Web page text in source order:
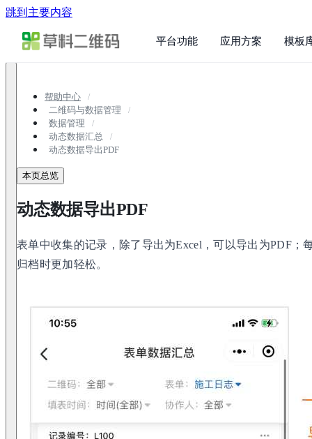
跳到主要内容
平台功能 应用方案 模板
帮助中心
二维码与数据管理
数据管理
动态数据汇总
动态数据导出PDF
本页总览
动态数据导出PDF
表单中收集的记录，除了导出为Excel，可以导出为PDF；
归档时更加轻松。